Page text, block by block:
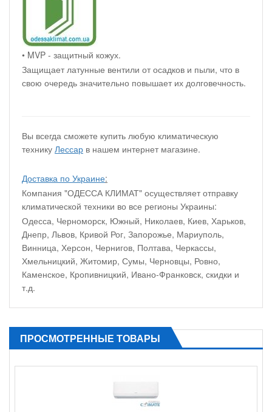
• MVP - защитный кожух.
Защищает латунные вентили от осадков и пыли, что в
свою очередь значительно повышает их долговечность.
Вы всегда сможете купить любую климатическую
технику Лессар в нашем интернет магазине.
Доставка по Украине:
Компания "ОДЕССА КЛИМАТ" осуществляет отправку
климатической техники во все регионы Украины:
Одесса, Черноморск, Южный, Николаев, Киев, Харьков,
Днепр, Львов, Кривой Рог, Запорожье, Мариуполь,
Винница, Херсон, Чернигов, Полтава, Черкассы,
Хмельницкий, Житомир, Сумы, Черновцы, Ровно,
Каменское, Кропивницкий, Ивано-Франковск, скидки и
т.д.
ПРОСМОТРЕННЫЕ ТОВАРЫ